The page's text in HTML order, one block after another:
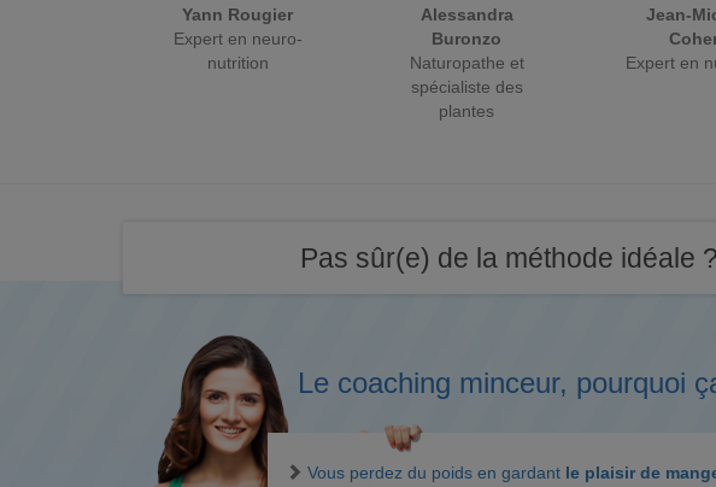
Yann Rougier
Expert en neuro-
nutrition
Alessandra
Buronzo
Naturopathe et
spécialiste des
plantes
Jean-
Expert en
Pas sûr(e) de la méthode idéale
Le coaching minceur, pourquoi
Vous perdez du poids en gardant le plaisir de